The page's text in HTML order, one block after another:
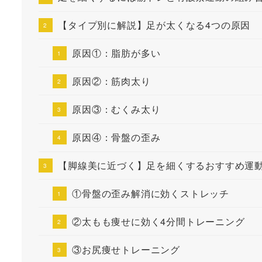
【タイプ別に解説】足が太くなる4つの原因
原因①：脂肪が多い
原因②：筋肉太り
原因③：むくみ太り
原因④：骨盤の歪み
【脚線美に近づく】足を細くするおすすめ運
①骨盤の歪み解消に効くストレッチ
②太もも痩せに効く4分間トレーニング
③お尻痩せトレーニング